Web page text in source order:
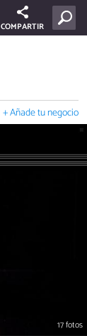
COMPARTIR
+ Añade tu negocio
17 fotos